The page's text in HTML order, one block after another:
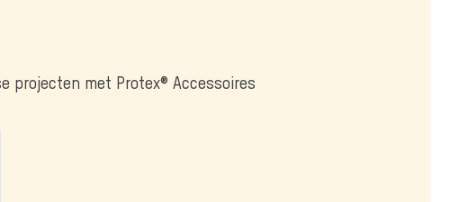
projecten met Protex® Accessoires